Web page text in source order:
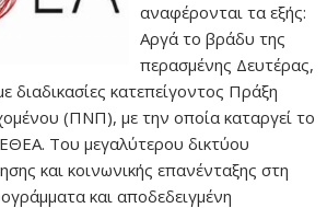
αναφέρονται τα εξής:
Αργά το βράδυ της
περασμένης Δευτέρας,
διαδικασίες κατεπείγοντος Πράξη
(ΠΝΠ), με την οποία καταργεί το
Του μεγαλύτερου δικτύου
και κοινωνικής επανένταξης στη
και αποδεδειγμένη